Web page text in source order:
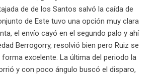
de de los Santos salvó la caída de
de Este tuvo una opción muy clara
el envío cayó en el segundo palo y ahí
Berrogorry, resolvió bien pero Ruiz se
excelente. La última del periodo la
y con poco ángulo buscó el disparo,